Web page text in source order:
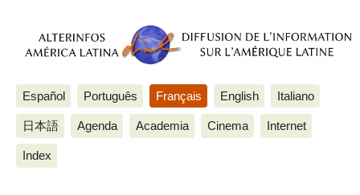
Español Português Français English Italiano
日本語 Agenda Academia Cinema Internet
Index